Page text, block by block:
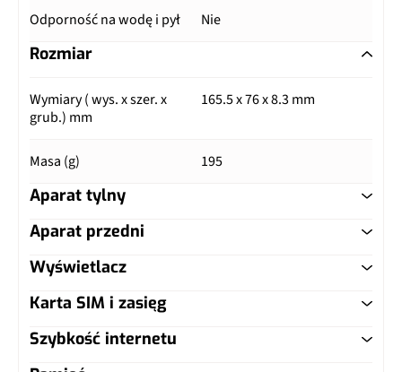
Odporność na wodę i pył Nie
Rozmiar
Wymiary ( wys. x szer. x
grub.) mm
165.5 x 76 x 8.3 mm
Masa (g) 195
Aparat tylny
Główny aparat
Autofocus
Aparat przedni
Główny aparat
Matryca
Wyświetlacz
Typ ekranu
Karta SIM i zasięg
Typ karty SIM
Szybkość internetu